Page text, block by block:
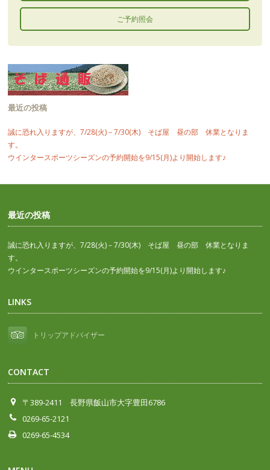
ご予約照会
最近の投稿
誠に恐れ入りますが、7/28(火)－7/30(木) そば屋 昼の部 休業となりま
す。
ウインタースポーツシーズンの予約開始を9/15(月)より開始します♪
最近の投稿
誠に恐れ入りますが、7/28(火)－7/30(木) そば屋 昼の部 休業となりま
す。
ウインタースポーツシーズンの予約開始を9/15(月)より開始します♪
LINKS
トリップアドバイザー
CONTACT
〒389-2411 長野県飯山市大字豊田6786
0269-65-2121
0269-65-4534